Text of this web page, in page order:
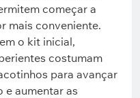
começar a
mais conveniente.
o kit inicial,
costumam
para avançar
e aumentar as